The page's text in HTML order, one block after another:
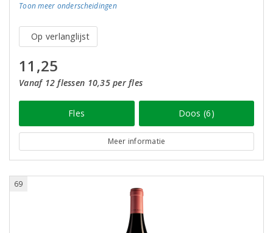
Toon meer onderscheidingen
Op verlanglijst
11,25
Vanaf 12 flessen 10,35 per fles
Fles Doos (6)
Meer informatie
69